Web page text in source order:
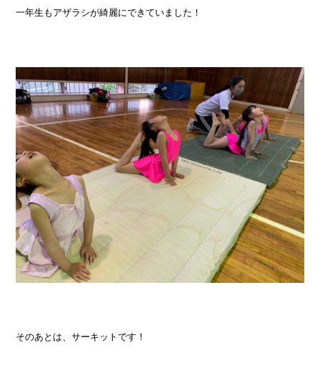
一年生もアザラシが綺麗にできていました！
そのあとは、サーキットです！